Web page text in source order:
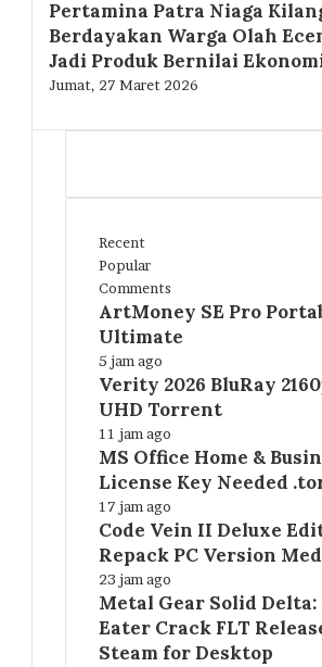
Pertamina Patra Niaga
Berdayakan Warga Olah
Jadi Produk Bernilai
Jumat, 27 Maret 2026
Recent
Popular
Comments
ArtMoney SE Pro
Ultimate
5 jam ago
Verity 2026 BluRay
UHD Torrent
11 jam ago
MS Office Home &
License Key Needed
17 jam ago
Code Vein II Deluxe
Repack PC Version
23 jam ago
Metal Gear Solid Delta:
Eater Crack FLT
Steam for Desktop